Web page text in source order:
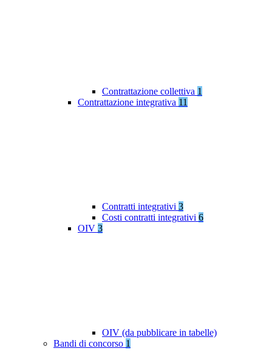
Contrattazione collettiva 1
Contrattazione integrativa 11
Contratti integrativi 3
Costi contratti integrativi 6
OIV 3
OIV (da pubblicare in tabelle)
Bandi di concorso 1